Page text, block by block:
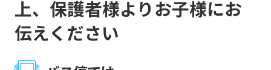
上、保護者様よりお子様にお
伝えください